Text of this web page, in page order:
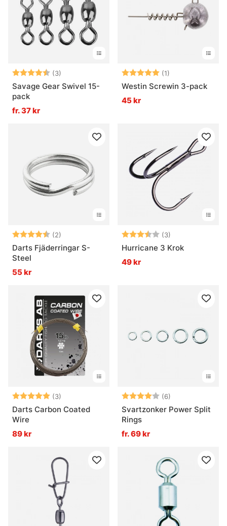
Betyg: (3)
4.7 utav 5 stjärnor
Savage Gear Swivel 15-
pack
fr. 37 kr
Betyg: (1)
Westin Screwin 3-pack
45 kr
Betyg: (2)
4.5 utav 5 stjärnor
Darts Fjäderringar S-
Steel
55 kr
Betyg: (3)
Hurricane 3 Krok
49 kr
Betyg: (3)
5.0 utav 5 stjärnor
Darts Carbon Coated
Wire
89 kr
Betyg: (6)
Svartzonker Power Split
Rings
fr. 69 kr